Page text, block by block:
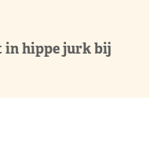
hippe jurk bij